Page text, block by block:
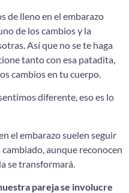
de lleno en el embarazo
de los cambios y la
Así que no se te haga
tanto con esa patadita,
cambios en tu cuerpo.
diferente, eso es lo
el embarazo suelen seguir
aunque reconocen
se transformará.
pareja se involucre